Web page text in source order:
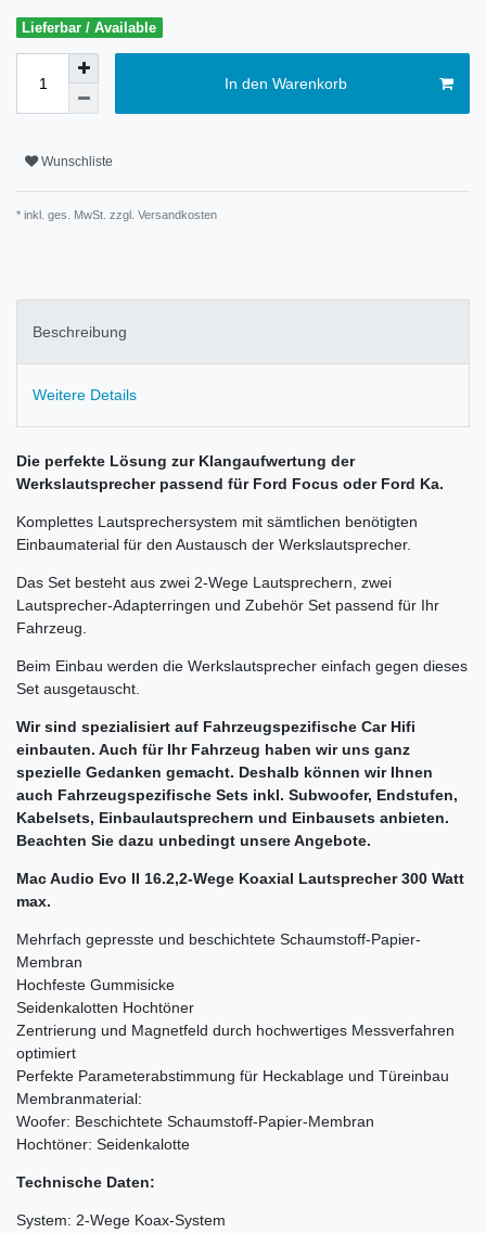
Lieferbar / Available
In den Warenkorb
Wunschliste
* inkl. ges. MwSt. zzgl. Versandkosten
Beschreibung
Weitere Details
Die perfekte Lösung zur Klangaufwertung der
Werkslautsprecher passend für Ford Focus oder Ford Ka.
Komplettes Lautsprechersystem mit sämtlichen benötigten
Einbaumaterial für den Austausch der Werkslautsprecher.
Das Set besteht aus zwei 2-Wege Lautsprechern, zwei
Lautsprecher-Adapterringen und Zubehör Set passend für Ihr
Fahrzeug.
Beim Einbau werden die Werkslautsprecher einfach gegen dieses
Set ausgetauscht.
Wir sind spezialisiert auf Fahrzeugspezifische Car Hifi
einbauten. Auch für Ihr Fahrzeug haben wir uns ganz
spezielle Gedanken gemacht. Deshalb können wir Ihnen
auch Fahrzeugspezifische Sets inkl. Subwoofer, Endstufen,
Kabelsets, Einbaulautsprechern und Einbausets anbieten.
Beachten Sie dazu unbedingt unsere Angebote.
Mac Audio Evo II 16.2,2-Wege Koaxial Lautsprecher 300 Watt
max.
Mehrfach gepresste und beschichtete Schaumstoff-Papier-
Membran
Hochfeste Gummisicke
Seidenkalotten Hochtöner
Zentrierung und Magnetfeld durch hochwertiges Messverfahren
optimiert
Perfekte Parameterabstimmung für Heckablage und Türeinbau
Membranmaterial:
Woofer: Beschichtete Schaumstoff-Papier-Membran
Hochtöner: Seidenkalotte
Technische Daten:
System: 2-Wege Koax-System